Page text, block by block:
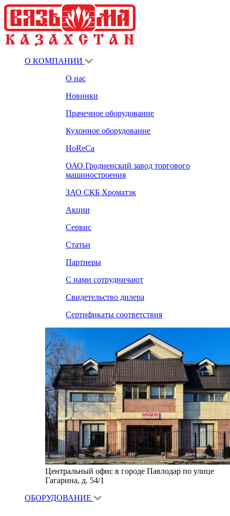
О КОМПАНИИ
О нас
Новинки
Прачечное оборудование
Кухонное оборудование
HoReCa
ОАО Гродненский завод торгового
машиностроения
ЗАО СКБ Хроматэк
Акции
Сервис
Статьи
Партнеры
С нами сотрудничают
Свидетельство дилера
Сертификаты соответствия
Центральный офис в городе Павлодар по улице
Гагарина, д. 54/1
ОБОРУДОВАНИЕ